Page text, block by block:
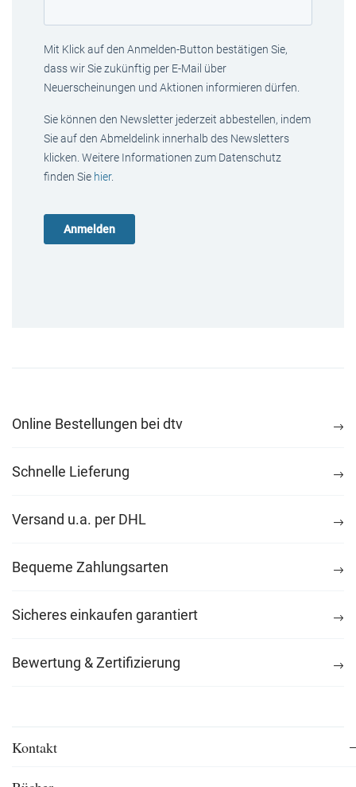
Mit Klick auf den Anmelden-Button bestätigen Sie,
dass wir Sie zukünftig per E-Mail über
Neuerscheinungen und Aktionen informieren dürfen.
Sie können den Newsletter jederzeit abbestellen, indem
Sie auf den Abmeldelink innerhalb des Newsletters
klicken. Weitere Informationen zum Datenschutz
finden Sie hier.
Online Bestellungen bei dtv
Schnelle Lieferung
Versand u.a. per DHL
Bequeme Zahlungsarten
Sicheres einkaufen garantiert
Bewertung & Zertifizierung
Kontakt